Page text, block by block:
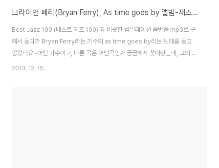
브라이언 페리(Bryan Ferry), As time goes by 앨범-재즈풍의 감미로운 목소리의 음악
Best Jazz 100 (베스트 재즈 100) 과 비슷한 컴필레이션 음반을 mp3로 구
해서 듣다가 Bryan Ferry라는 가수의 as time goes by라는 노래를 듣고
뽕갔네요~어떤 가수이고, 다른 곡은 어떤곡인가 궁금해서 찾아봤는데, 그의 앨
범제목이나 첫번째 트랙에 삽입된 곡으로 부드러운 로맨틱 느낌의 재즈느낌의
2013. 12. 15.